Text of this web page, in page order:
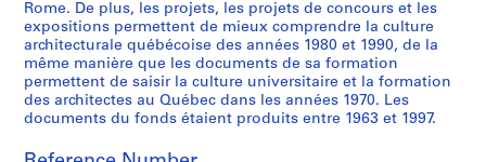
é
a
l
i
s
a
t
Rome. De plus, les projets, les projets de concours et les
expositions permettent de mieux comprendre la culture
architecturale québécoise des années 1980 et 1990, de la
même manière que les documents de sa formation
permettent de saisir la culture universitaire et la formation
des architectes au Québec dans les années 1970. Les
documents du fonds étaient produits entre 1963 et 1997.